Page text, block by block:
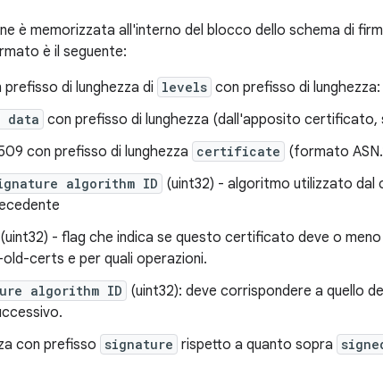
è memorizzata all'interno del blocco dello schema di
è il seguente:
prefisso di lunghezza di levels con prefisso di lunghezza:
data con prefisso di lunghezza (dall'apposito certificato,
con prefisso di lunghezza certificate (formato
algorithm ID (uint32) - algoritmo utilizzato dal
(uint32) - flag che indica se questo certificato deve o
certs e per quali operazioni.
algorithm ID (uint32): deve corrispondere a quello
con prefisso signature rispetto a quanto sopra